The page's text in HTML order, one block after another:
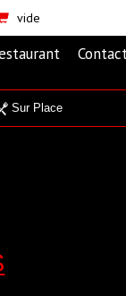
vide
Sur Place